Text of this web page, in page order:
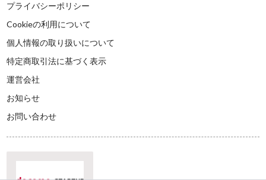
プライバシーポリシー
Cookieの利用について
個人情報の取り扱いについて
特定商取引法に基づく表示
運営会社
お知らせ
お問い合わせ